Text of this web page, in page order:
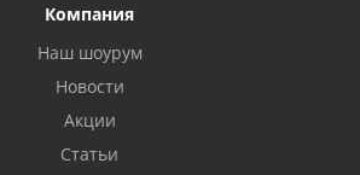
Компания
Наш шоурум
Новости
Акции
Статьи